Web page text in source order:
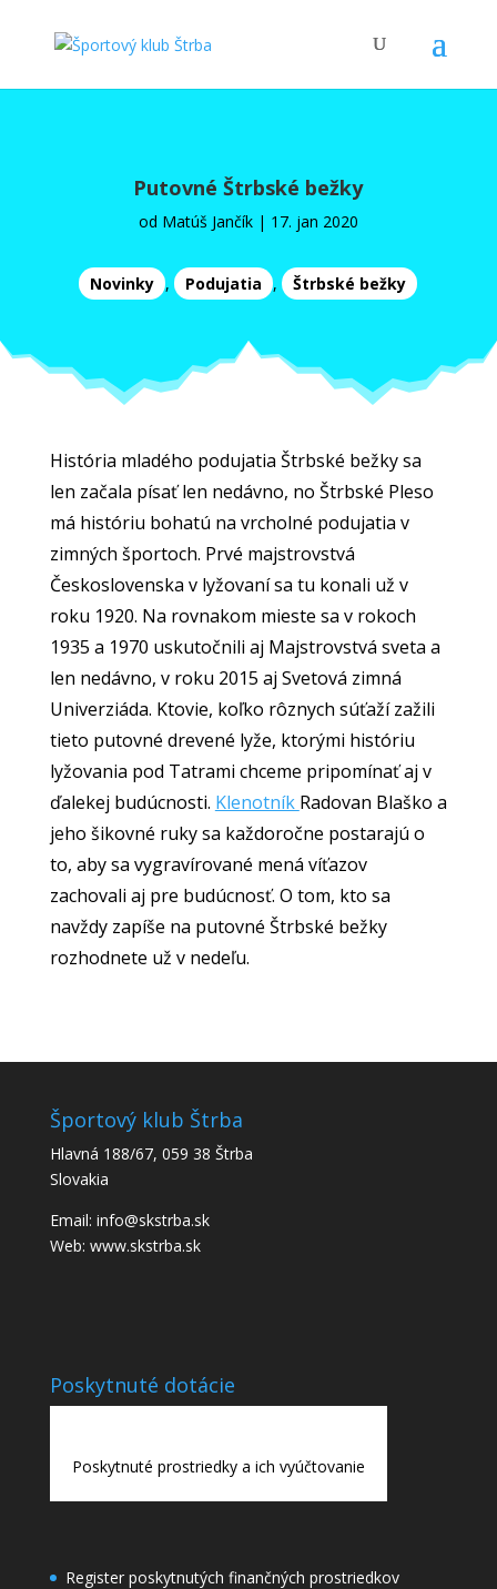
Putovné Štrbské bežky
od Matúš Jančík| 17. jan 2020
Novinky , Podujatia , Štrbské bežky
História mladého podujatia Štrbské bežky sa
len začala písať len nedávno, no Štrbské Pleso
má históriu bohatú na vrcholné podujatia v
zimných športoch. Prvé majstrovstvá
Československa v lyžovaní sa tu konali už v
roku 1920. Na rovnakom mieste sa v rokoch
1935 a 1970 uskutočnili aj Majstrovstvá sveta a
len nedávno, v roku 2015 aj Svetová zimná
Univerziáda. Ktovie, koľko rôznych súťaží zažili
tieto putovné drevené lyže, ktorými históriu
lyžovania pod Tatrami chceme pripomínať aj v
ďalekej budúcnosti. Klenotník Radovan Blaško a
jeho šikovné ruky sa každoročne postarajú o
to, aby sa vygravírované mená víťazov
zachovali aj pre budúcnosť. O tom, kto sa
navždy zapíše na putovné Štrbské bežky
rozhodnete už v nedeľu.
Športový klub Štrba
Hlavná 188/67, 059 38 Štrba
Slovakia
Email: info@skstrba.sk
Web: www.skstrba.sk
Poskytnuté dotácie
Poskytnuté prostriedky a ich vyúčtovanie
Register poskytnutých finančných prostriedkov